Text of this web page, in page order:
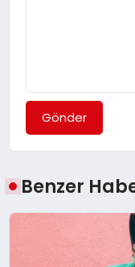
Gönder
Benzer